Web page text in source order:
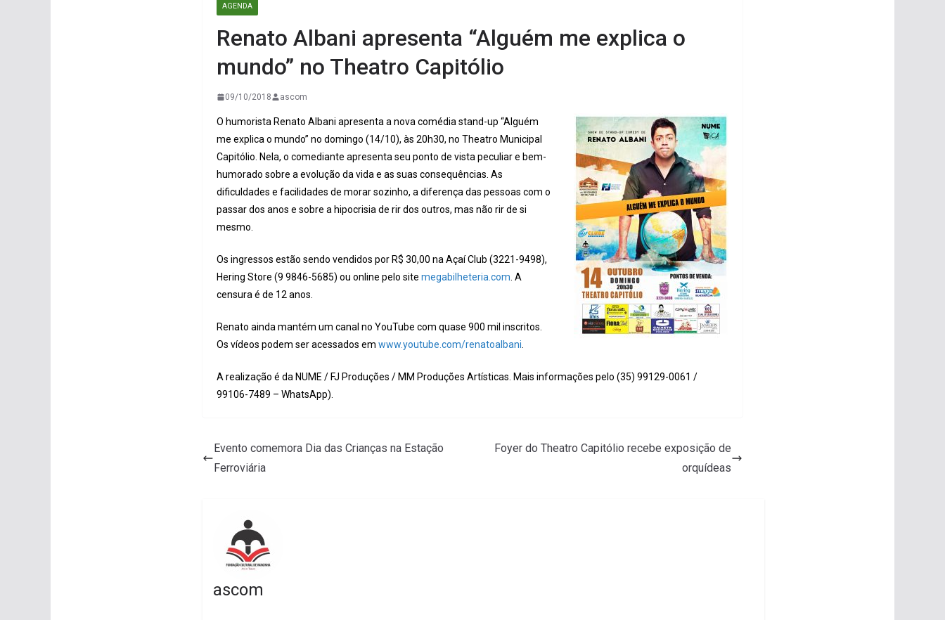
AGENDA
Renato Albani apresenta “Alguém me explica o
mundo” no Theatro Capitólio
09/10/2018 ascom
O humorista Renato Albani apresenta a nova comédia stand-up “Alguém
me explica o mundo” no domingo (14/10), às 20h30, no Theatro Municipal
Capitólio. Nela, o comediante apresenta seu ponto de vista peculiar e bem-
humorado sobre a evolução da vida e as suas consequências. As
dificuldades e facilidades de morar sozinho, a diferença das pessoas com o
passar dos anos e sobre a hipocrisia de rir dos outros, mas não rir de si
mesmo.
Os ingressos estão sendo vendidos por R$ 30,00 na Açaí Club (3221-9498),
Hering Store (9 9846-5685) ou online pelo site megabilheteria.com . A
censura é de 12 anos.
Renato ainda mantém um canal no YouTube com quase 900 mil inscritos.
Os vídeos podem ser acessados em www.youtube.com/renatoalbani
A realização é da NUME / FJ Produções / MM Produções Artísticas. Mais informações pelo (35) 99129-0061 /
99106-7489 – WhatsApp).
Evento comemora Dia das Crianças na Estação
Ferroviária
Foyer do Theatro Capitólio recebe exposição de
orquídeas
ascom